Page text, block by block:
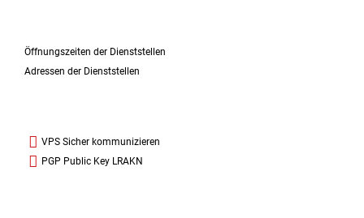
Öffnungszeiten der Dienststellen
Adressen der Dienststellen
VPS Sicher kommunizieren
PGP Public Key LRAKN